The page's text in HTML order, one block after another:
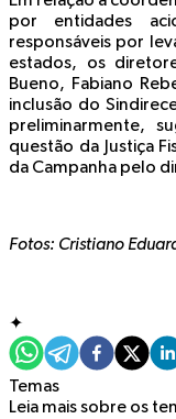
por entidades
responsáveis por
estados, os
Bueno, Fabiano
inclusão do
preliminarmente,
questão da Justiça
da Campanha pelo
Fotos: Cristiano
✦
Temas
Leia mais sobre os